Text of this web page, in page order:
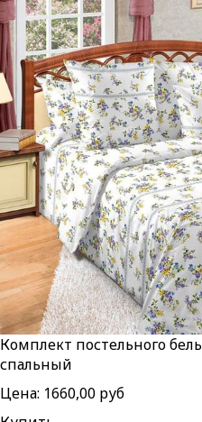
Комплект постельного
спальный
Цена: 1660,00 руб